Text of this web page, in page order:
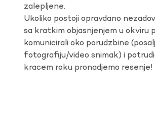
zalepljene.
Ukoliko postoji opravdano
sa kratkim objasnjenjem u okviru
komunicirali oko porudzbine
fotografiju/video snimak) i
kracem roku pronadjemo resenje!